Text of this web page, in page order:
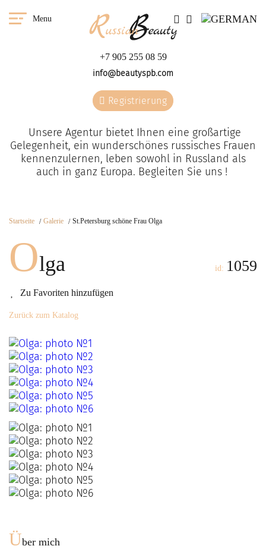
Menu
+7 905 255 08 59
info@beautyspb.com
Registrierung
Unsere Agentur bietet Ihnen eine großartige
Gelegenheit, ein wunderschönes russisches Frauen
kennenzulernen, leben sowohl in Russland als
auch in ganz Europa. Begleiten Sie uns !
Startseite Galerie St.Petersburg schöne Frau Olga
Olga
Zu Favoriten hinzufügen
id: 1059
Zurück zum Katalog
Über mich